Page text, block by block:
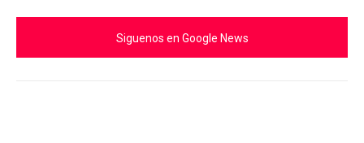
Siguenos en Google News